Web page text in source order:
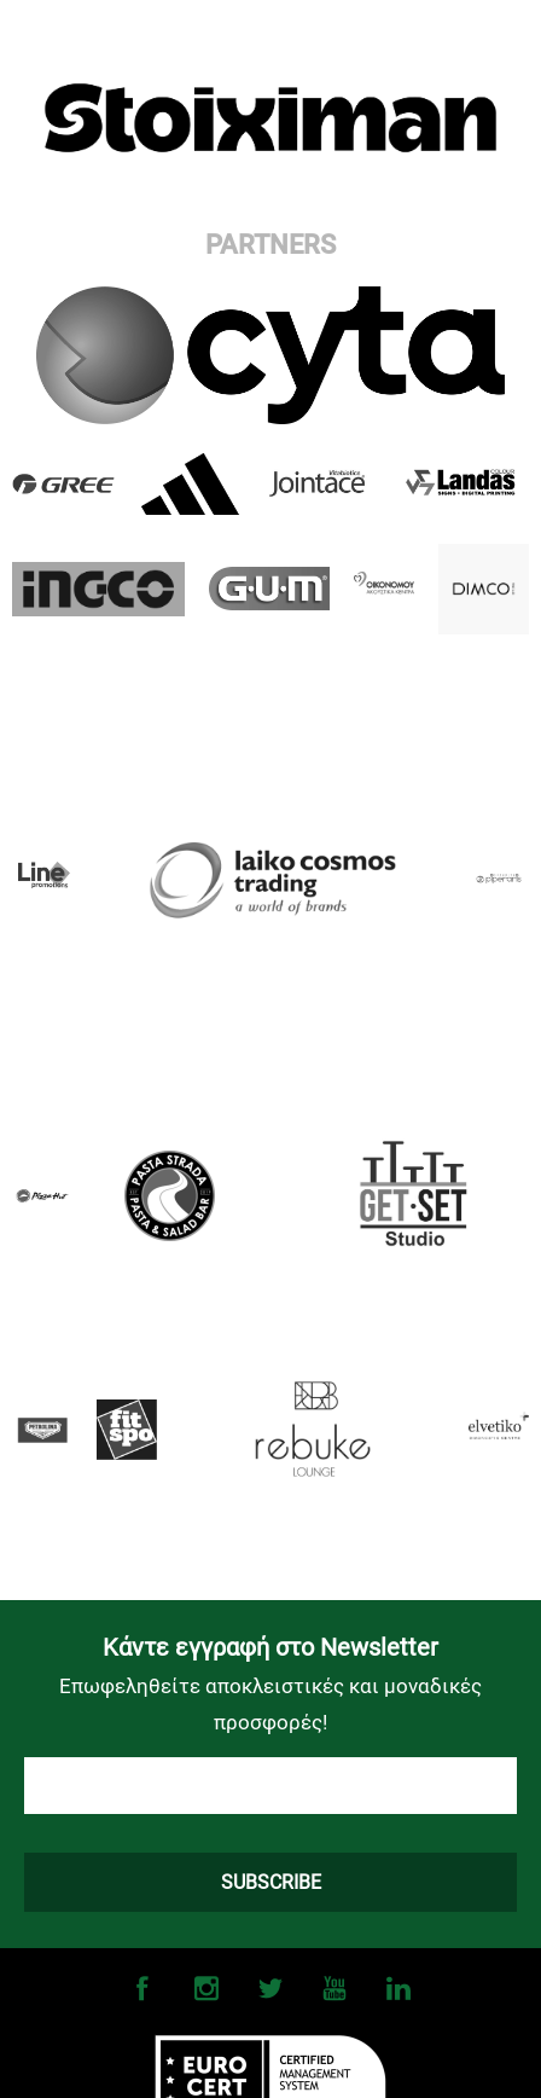
PARTNERS
Kάντε εγγραφή στο Newsletter
Επωφεληθείτε αποκλειστικές και μοναδικές
προσφορές!